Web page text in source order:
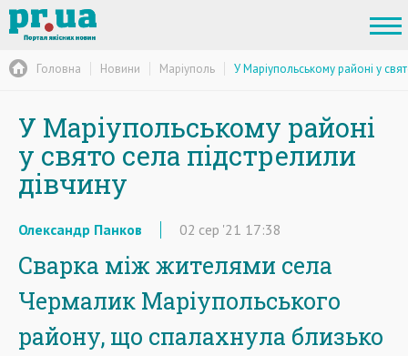
Головна Новини Маріуполь У Маріупольському районі у
У Маріупольському районі
у свято села підстрелили
дівчину
Олександр Панков 02 сер '21 17:38
Сварка між жителями села
Чермалик Маріупольського
району, що спалахнула близько